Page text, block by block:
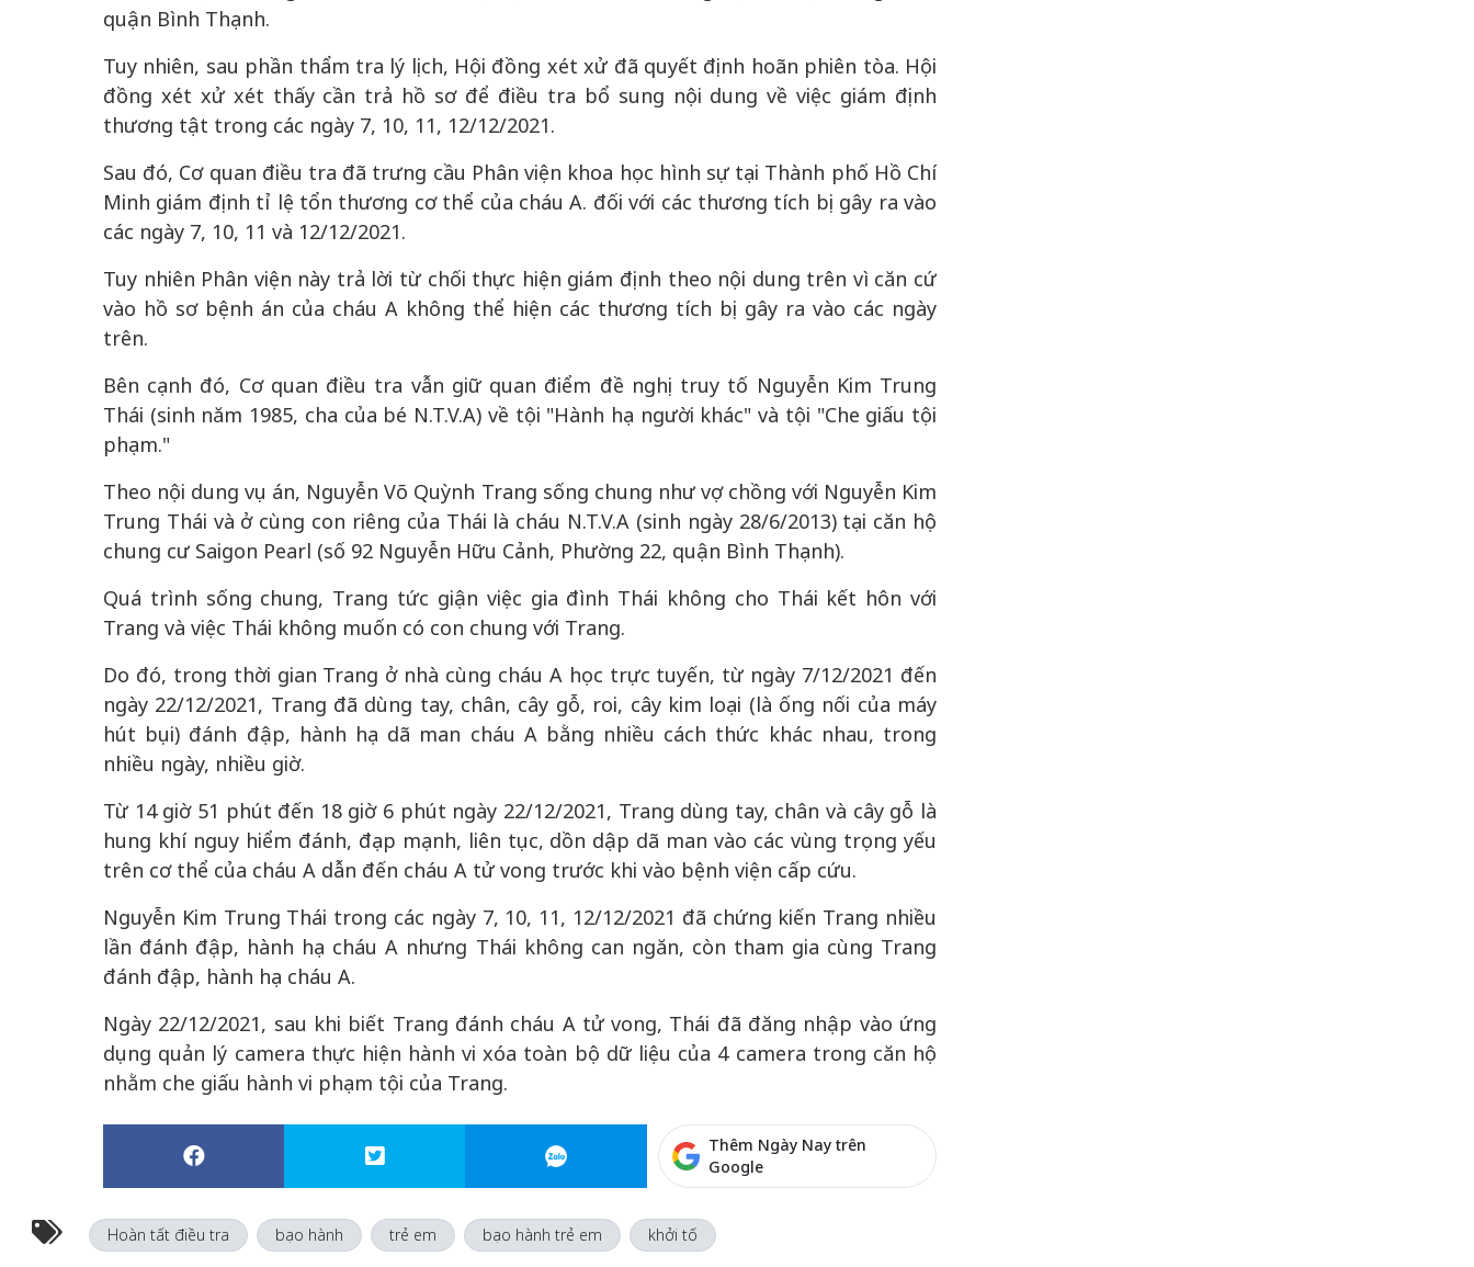
quận Bình Thạnh.
Tuy nhiên, sau phần thẩm tra lý lịch, Hội đồng xét xử đã quyết định hoãn phiên tòa. Hội
đồng xét xử xét thấy cần trả hồ sơ để điều tra bổ sung nội dung về việc giám định
thương tật trong các ngày 7, 10, 11, 12/12/2021.
Sau đó, Cơ quan điều tra đã trưng cầu Phân viện khoa học hình sự tại Thành phố Hồ Chí
Minh giám định tỉ lệ tổn thương cơ thể của cháu A. đối với các thương tích bị gây ra vào
các ngày 7, 10, 11 và 12/12/2021.
Tuy nhiên Phân viện này trả lời từ chối thực hiện giám định theo nội dung trên vì căn cứ
vào hồ sơ bệnh án của cháu A không thể hiện các thương tích bị gây ra vào các ngày
trên.
Bên cạnh đó, Cơ quan điều tra vẫn giữ quan điểm đề nghị truy tố Nguyễn Kim Trung
Thái (sinh năm 1985, cha của bé N.T.V.A) về tội "Hành hạ người khác" và tội "Che giấu tội
phạm."
Theo nội dung vụ án, Nguyễn Võ Quỳnh Trang sống chung như vợ chồng với Nguyễn Kim
Trung Thái và ở cùng con riêng của Thái là cháu N.T.V.A (sinh ngày 28/6/2013) tại căn hộ
chung cư Saigon Pearl (số 92 Nguyễn Hữu Cảnh, Phường 22, quận Bình Thạnh).
Quá trình sống chung, Trang tức giận việc gia đình Thái không cho Thái kết hôn với
Trang và việc Thái không muốn có con chung với Trang.
Do đó, trong thời gian Trang ở nhà cùng cháu A học trực tuyến, từ ngày 7/12/2021 đến
ngày 22/12/2021, Trang đã dùng tay, chân, cây gỗ, roi, cây kim loại (là ống nối của máy
hút bụi) đánh đập, hành hạ dã man cháu A bằng nhiều cách thức khác nhau, trong
nhiều ngày, nhiều giờ.
Từ 14 giờ 51 phút đến 18 giờ 6 phút ngày 22/12/2021, Trang dùng tay, chân và cây gỗ là
hung khí nguy hiểm đánh, đạp mạnh, liên tục, dồn dập dã man vào các vùng trọng yếu
trên cơ thể của cháu A dẫn đến cháu A tử vong trước khi vào bệnh viện cấp cứu.
Nguyễn Kim Trung Thái trong các ngày 7, 10, 11, 12/12/2021 đã chứng kiến Trang nhiều
lần đánh đập, hành hạ cháu A nhưng Thái không can ngăn, còn tham gia cùng Trang
đánh đập, hành hạ cháu A.
Ngày 22/12/2021, sau khi biết Trang đánh cháu A tử vong, Thái đã đăng nhập vào ứng
dụng quản lý camera thực hiện hành vi xóa toàn bộ dữ liệu của 4 camera trong căn hộ
nhằm che giấu hành vi phạm tội của Trang.
Thêm Ngày Nay trên
Google
Hoàn tất điều tra bạo hành trẻ em bạo hành trẻ em khởi tố